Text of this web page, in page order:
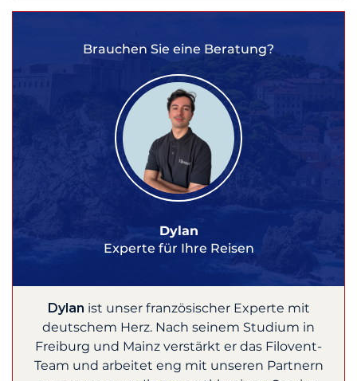
Brauchen Sie eine Beratung?
Dylan
Experte für Ihre Reisen
Dylan ist unser französischer Experte mit
deutschem Herz. Nach seinem Studium in
Freiburg und Mainz verstärkt er das Filovent-
Team und arbeitet eng mit unseren Partnern